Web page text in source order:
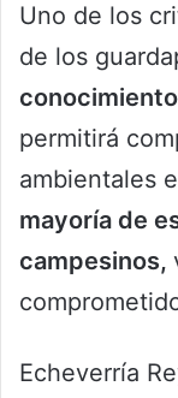
Uno de los
de los
permitirá
ambientales
mayoría de
campesinos,
Echeverría